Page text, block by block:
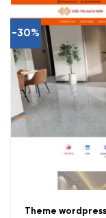
-30%
Theme